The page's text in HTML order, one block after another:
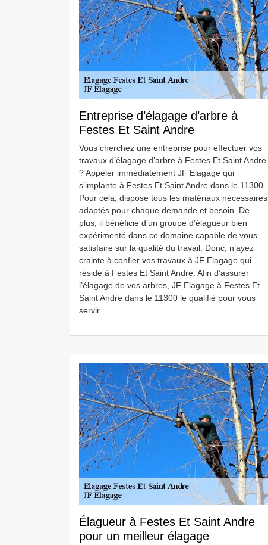
Entreprise d’élagage d’arbre à
Festes Et Saint Andre
Vous cherchez une entreprise pour effectuer vos
travaux d’élagage d’arbre à Festes Et Saint Andre
? Appeler immédiatement JF Elagage qui
s’implante à Festes Et Saint Andre dans le 11300.
Pour cela, dispose tous les matériaux nécessaires
adaptés pour chaque demande et besoin. De
plus, il bénéficie d’un groupe d’élagueur bien
expérimenté dans ce domaine capable de vous
satisfaire sur la qualité du travail. Donc, n’ayez
crainte à confier vos travaux à JF Elagage qui
réside à Festes Et Saint Andre. Afin d’assurer
l’élagage de vos arbres, JF Elagage à Festes Et
Saint Andre dans le 11300 le qualifié pour vous
servir.
Élagueur à Festes Et Saint Andre
pour un meilleur élagage